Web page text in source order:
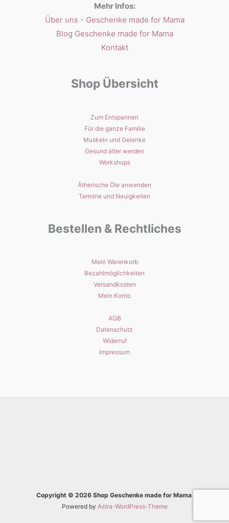
Mehr Infos:
Über uns - Geschenke made for Mama
Blog Geschenke made for Mama
Kontakt
Shop Übersicht
Zum Entspannen
Für die ganze Familie
Muskeln und Gelenke
Gesund älter werden
Workshops
Ätherische Öle anwenden
Termine und Neuigkeiten
Bestellen & Rechtliches
Mein Warenkorb
Bezahlmöglichkeiten
Versandkosten
Mein Konto
AGB
Datenschutz
Widerruf
Impressum
Copyright © 2026 Shop Geschenke made for Mama
Powered by Astra-WordPress-Theme